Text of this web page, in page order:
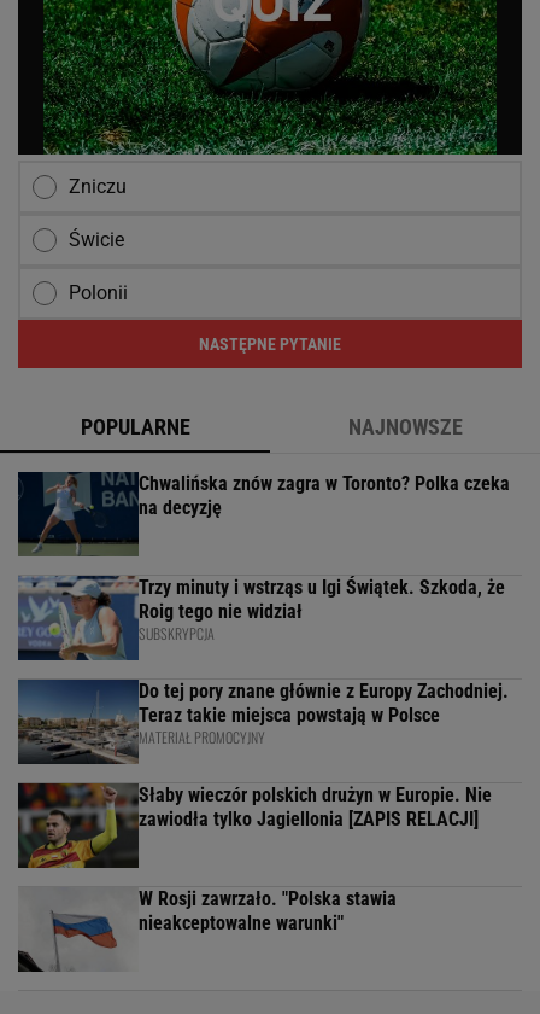
Zniczu
Świcie
Polonii
NASTĘPNE PYTANIE
POPULARNE NAJNOWSZE
Chwalińska znów zagra w Toronto? Polka czeka
na decyzję
Trzy minuty i wstrząs u Igi Świątek. Szkoda, że
Roig tego nie widział
SUBSKRYPCJA
Do tej pory znane głównie z Europy Zachodniej.
Teraz takie miejsca powstają w Polsce
MATERIAŁ PROMOCYJNY
Słaby wieczór polskich drużyn w Europie. Nie
zawiodła tylko Jagiellonia [ZAPIS RELACJI]
W Rosji zawrzało. "Polska stawia
nieakceptowalne warunki"